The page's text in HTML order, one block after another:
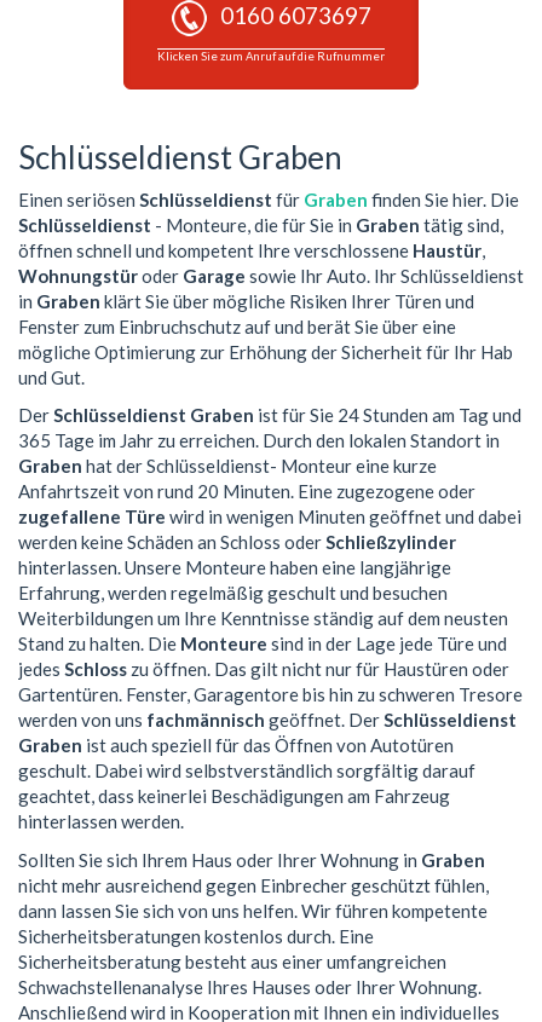
0160 6073697
Klicken Sie zum Anruf auf die Rufnummer
Schlüsseldienst Graben
Einen seriösen Schlüsseldienst für Graben finden Sie hier. Die
Schlüsseldienst - Monteure, die für Sie in Graben tätig sind,
öffnen schnell und kompetent Ihre verschlossene Haustür,
Wohnungstüroder Garage sowie Ihr Auto. Ihr Schlüsseldienst
in Graben klärt Sie über mögliche Risiken Ihrer Türen und
Fenster zum Einbruchschutz auf und berät Sie über eine
mögliche Optimierung zur Erhöhung der Sicherheit für Ihr Hab
und Gut.
DerSchlüsseldienst Graben ist für Sie 24 Stunden am Tag und
365 Tage im Jahr zu erreichen. Durch den lokalen Standort in
Graben hat der Schlüsseldienst- Monteur eine kurze
Anfahrtszeit von rund 20 Minuten. Eine zugezogene oder
zugefallene Türe wird in wenigen Minuten geöffnet und dabei
werden keine Schäden an Schloss oderSchließzylinder
hinterlassen. Unsere Monteure haben eine langjährige
Erfahrung, werden regelmäßig geschult und besuchen
Weiterbildungen um Ihre Kenntnisse ständig auf dem neusten
Stand zu halten. Die Monteure sind in der Lage jede Türe und
jedes Schloss zu öffnen. Das gilt nicht nur für Haustüren oder
Gartentüren. Fenster, Garagentore bis hin zu schweren Tresore
werden von uns fachmännisch geöffnet. DerSchlüsseldienst
Graben ist auch speziell für das Öffnen von Autotüren
geschult. Dabei wird selbstverständlich sorgfältig darauf
geachtet, dass keinerlei Beschädigungen am Fahrzeug
hinterlassen werden.
Sollten Sie sich Ihrem Haus oder Ihrer Wohnung in Graben
nicht mehr ausreichend gegen Einbrecher geschützt fühlen,
dann lassen Sie sich von uns helfen. Wir führen kompetente
Sicherheitsberatungen kostenlos durch. Eine
Sicherheitsberatung besteht aus einer umfangreichen
Schwachstellenanalyse Ihres Hauses oder Ihrer Wohnung.
Anschließend wird in Kooperation mit Ihnen ein individuelles